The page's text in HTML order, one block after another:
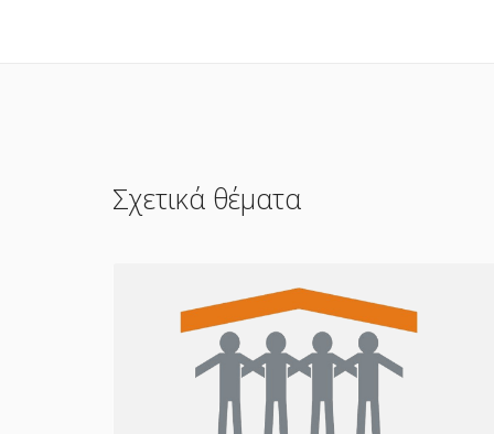
Σχετικά θέματα